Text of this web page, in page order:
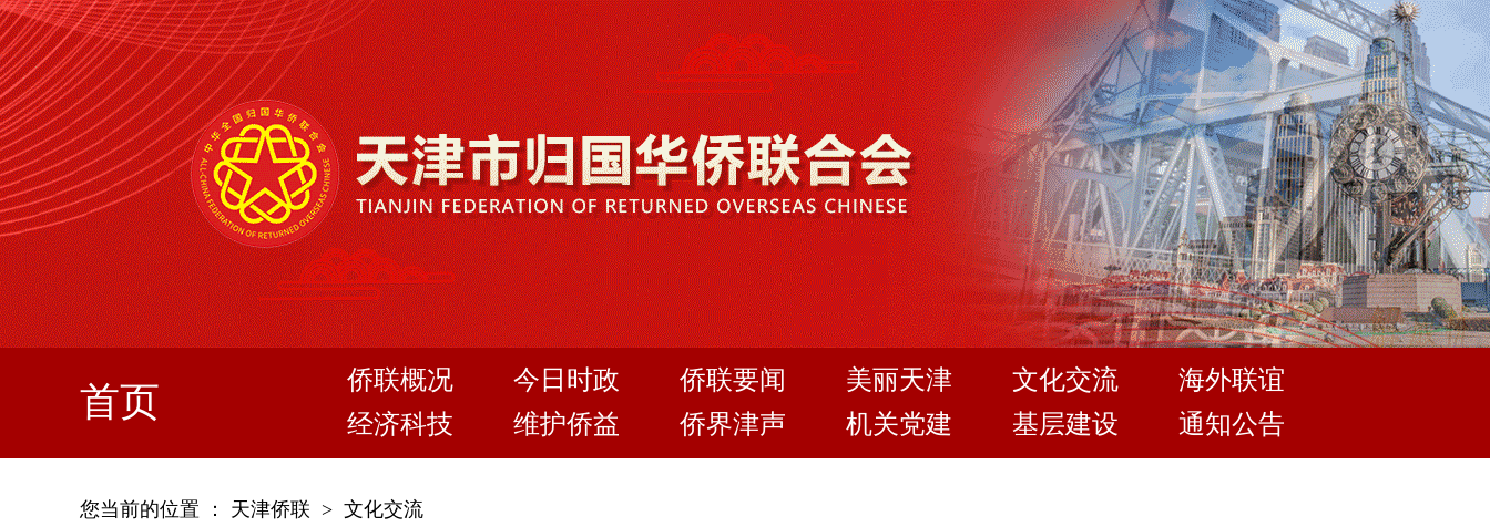
首页 侨联概况 今日时政 侨联要闻 美丽天津 文化交流
海外联谊
经济科技
维护侨益 侨界津声 机关党建 基层建设 通知公告
您当前的位置 ： 天津侨联 > 文化交流